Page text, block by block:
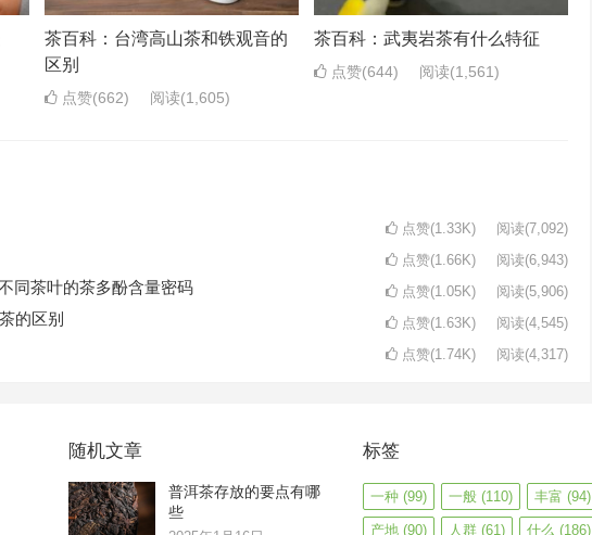
茶百科：台湾高山茶和铁观音的
区别
点赞(662) 阅读(1,605)
茶百科：武夷岩茶有什么特征
点赞(644) 阅读(1,561)
点赞(1.33K) 阅读(7,092)
点赞(1.66K) 阅读(6,943)
同茶叶的茶多酚含量密码 点赞(1.05K) 阅读(5,906)
的区别 点赞(1.63K) 阅读(4,545)
点赞(1.74K) 阅读(4,317)
随机文章
普洱茶存放的要点有哪
些
标签
一种(99) 一般 (110) 丰富 (94)
产地(90) 人群(61) 什么 (186)